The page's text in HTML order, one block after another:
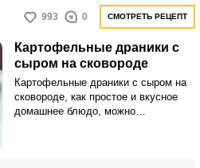
993 0 СМОТРЕТЬ РЕЦЕПТ
Картофельные драники с
сыром на сковороде
Картофельные драники с сыром на
сковороде, как простое и вкусное
домашнее блюдо, можно